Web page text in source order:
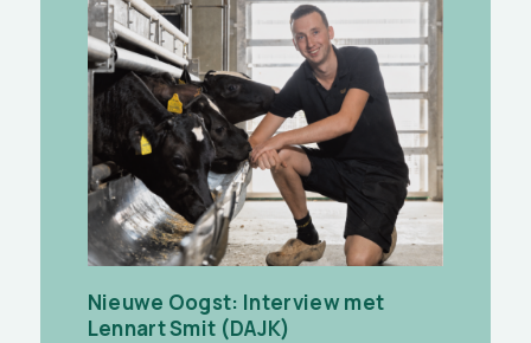
Nieuwe Oogst: Interview met
Lennart Smit (DAJK)